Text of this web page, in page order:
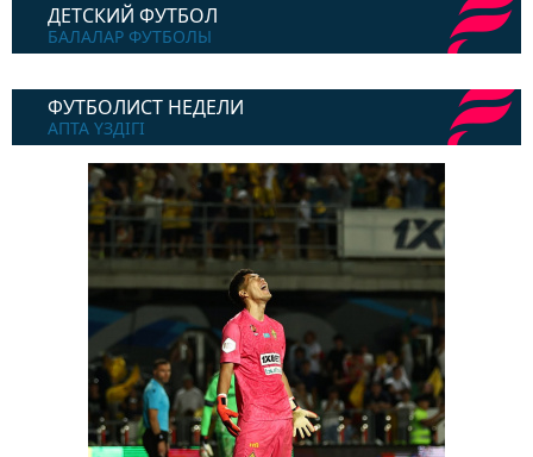
ДЕТСКИЙ ФУТБОЛ
БАЛАЛАР ФУТБОЛЫ
ФУТБОЛИСТ НЕДЕЛИ
АПТА ҮЗДІГІ